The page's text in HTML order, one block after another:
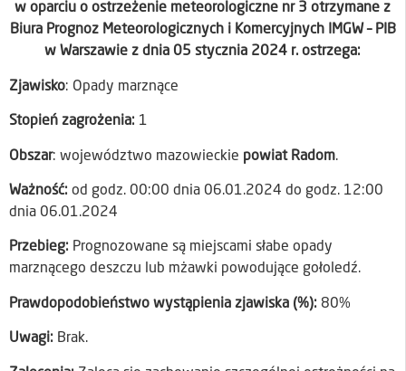
w oparciu o ostrzeżenie meteorologiczne nr 3 otrzymane z
Biura Prognoz Meteorologicznych i Komercyjnych IMGW – PIB
w Warszawie z dnia 05 stycznia 2024 r. ostrzega:
Zjawisko: Opady marznące
Stopień zagrożenia: 1
Obszar: województwo mazowieckie powiat Radom.
Ważność: od godz. 00:00 dnia 06.01.2024 do godz. 12:00
dnia 06.01.2024
Przebieg: Prognozowane są miejscami słabe opady
marznącego deszczu lub mżawki powodujące gołoledź.
Prawdopodobieństwo wystąpienia zjawiska (%): 80%
Uwagi: Brak.